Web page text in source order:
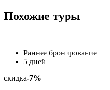
Похожие туры
Раннее бронирование
5 дней
скидка-7%